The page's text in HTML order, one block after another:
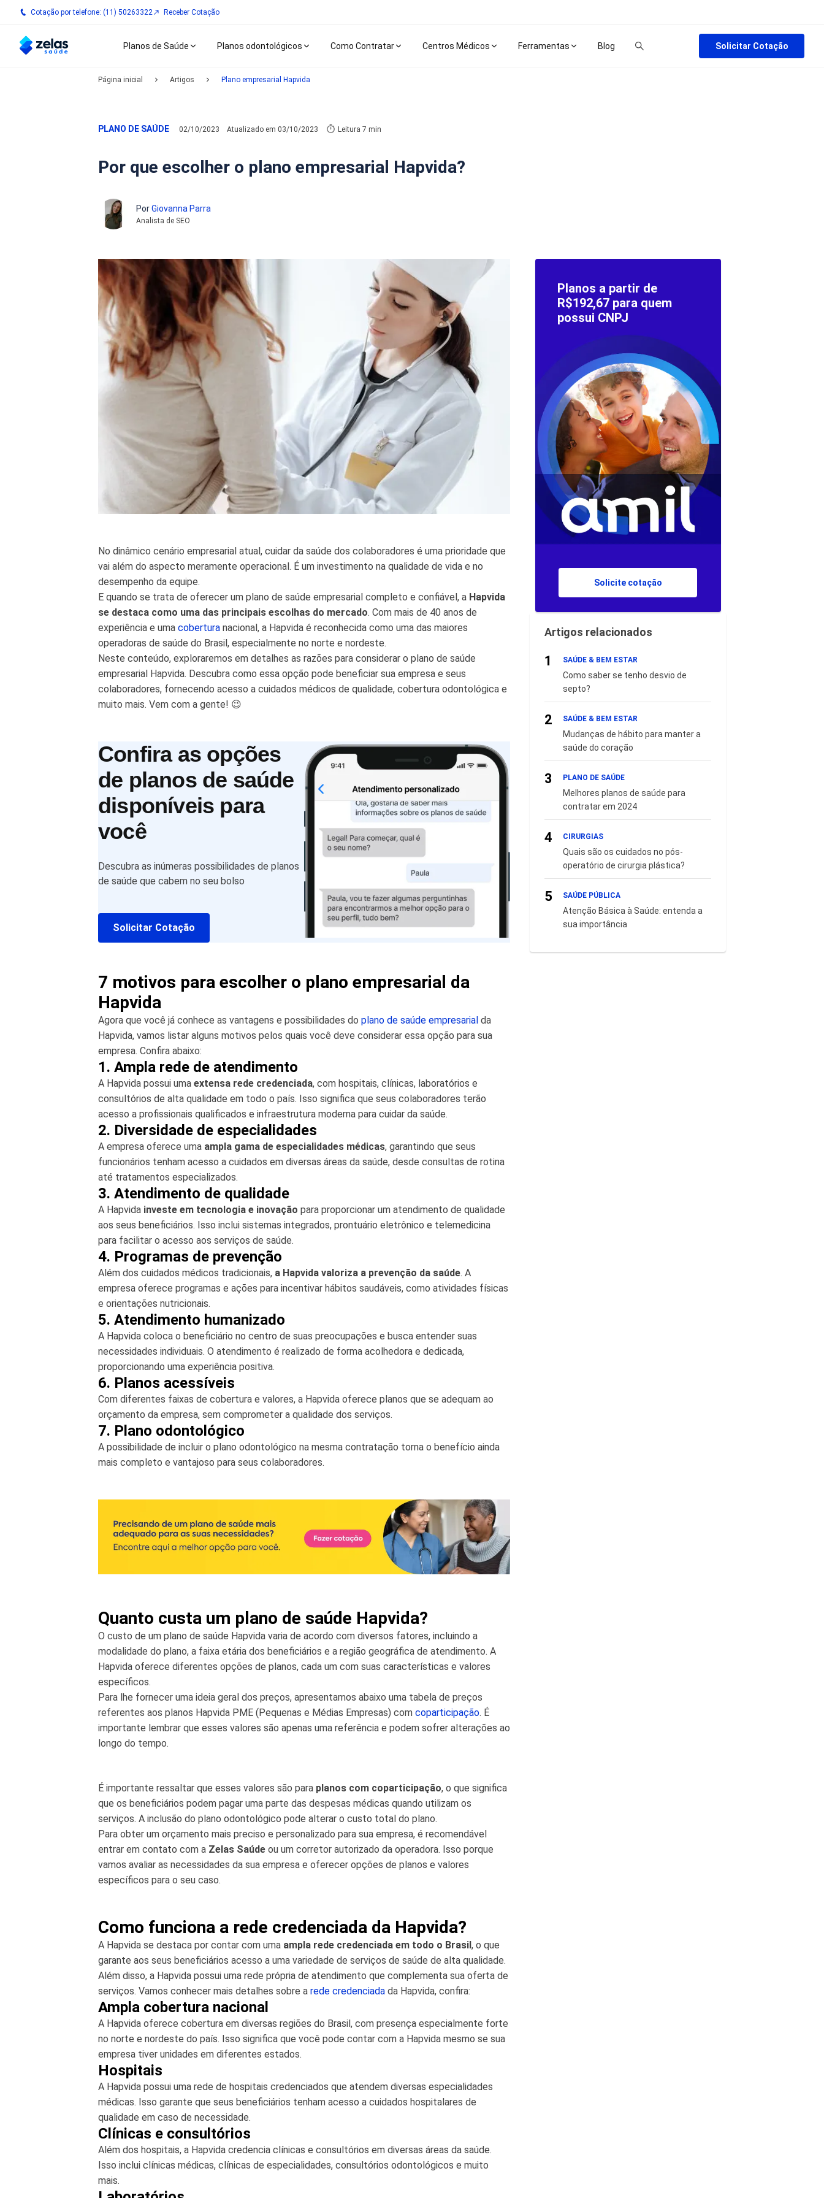
Cotação por telefone: (11) 50263322 Receber Cotação
Planos de Saúde Planos odontológicos Como Contratar Centros Médicos Ferramentas Blog Solicitar Cotação
Página inicial Artigos Plano empresarial Hapvida
PLANO DE SAÚDE 02/10/2023 Atualizado em 03/10/2023 Leitura 7 min
Por que escolher o plano empresarial Hapvida?
PorGiovanna Parra
Analista de SEO
No dinâmico cenário empresarial atual, cuidar da saúde dos colaboradores é uma prioridade que
vai além do aspecto meramente operacional. É um investimento na qualidade de vida e no
desempenho da equipe.
E quando se trata de oferecer um plano de saúde empresarial completo e confiável, a Hapvida
se destaca como uma das principais escolhas do mercado. Com mais de 40 anos de
experiência e uma cobertura nacional, a Hapvida é reconhecida como uma das maiores
operadoras de saúde do Brasil, especialmente no norte e nordeste.
Neste conteúdo, exploraremos em detalhes as razões para considerar o plano de saúde
empresarial Hapvida. Descubra como essa opção pode beneficiar sua empresa e seus
colaboradores, fornecendo acesso a cuidados médicos de qualidade, cobertura odontológica e
muito mais. Vem com a gente! 😉
Confira as opções
de planos de saúde
disponíveis para
você
Descubra as inúmeras possibilidades de planos
de saúde que cabem no seu bolso
Solicitar Cotação
7 motivos para escolher o plano empresarial da
Hapvida
Agora que você já conhece as vantagens e possibilidades do plano de saúde empresarial da
Hapvida, vamos listar alguns motivos pelos quais você deve considerar essa opção para sua
empresa. Confira abaixo:
1. Ampla rede de atendimento
A Hapvida possui uma extensa rede credenciada, com hospitais, clínicas, laboratórios e
consultórios de alta qualidade em todo o país. Isso significa que seus colaboradores terão
acesso a profissionais qualificados e infraestrutura moderna para cuidar da saúde.
2. Diversidade de especialidades
A empresa oferece uma ampla gama de especialidades médicas, garantindo que seus
funcionários tenham acesso a cuidados em diversas áreas da saúde, desde consultas de rotina
até tratamentos especializados.
3. Atendimento de qualidade
A Hapvida investe em tecnologia e inovação para proporcionar um atendimento de qualidade
aos seus beneficiários. Isso inclui sistemas integrados, prontuário eletrônico e telemedicina
para facilitar o acesso aos serviços de saúde.
4. Programas de prevenção
Além dos cuidados médicos tradicionais, a Hapvida valoriza a prevenção da saúde. A
empresa oferece programas e ações para incentivar hábitos saudáveis, como atividades físicas
e orientações nutricionais.
5. Atendimento humanizado
A Hapvida coloca o beneficiário no centro de suas preocupações e busca entender suas
necessidades individuais. O atendimento é realizado de forma acolhedora e dedicada,
proporcionando uma experiência positiva.
6. Planos acessíveis
Com diferentes faixas de cobertura e valores, a Hapvida oferece planos que se adequam ao
orçamento da empresa, sem comprometer a qualidade dos serviços.
7. Plano odontológico
A possibilidade de incluir o plano odontológico na mesma contratação torna o benefício ainda
mais completo e vantajoso para seus colaboradores.
Quanto custa um plano de saúde Hapvida?
O custo de um plano de saúde Hapvida varia de acordo com diversos fatores, incluindo a
modalidade do plano, a faixa etária dos beneficiários e a região geográfica de atendimento. A
Hapvida oferece diferentes opções de planos, cada um com suas características e valores
específicos.
Para lhe fornecer uma ideia geral dos preços, apresentamos abaixo uma tabela de preços
referentes aos planos Hapvida PME (Pequenas e Médias Empresas) com coparticipação. É
importante lembrar que esses valores são apenas uma referência e podem sofrer alterações ao
longo do tempo.
É importante ressaltar que esses valores são para planos com coparticipação, o que significa
que os beneficiários podem pagar uma parte das despesas médicas quando utilizam os
serviços. A inclusão do plano odontológico pode alterar o custo total do plano.
Para obter um orçamento mais preciso e personalizado para sua empresa, é recomendável
entrar em contato com a Zelas Saúde ou um corretor autorizado da operadora. Isso porque
vamos avaliar as necessidades da sua empresa e oferecer opções de planos e valores
específicos para o seu caso.
Como funciona a rede credenciada da Hapvida?
A Hapvida se destaca por contar com uma ampla rede credenciada em todo o Brasil, o que
garante aos seus beneficiários acesso a uma variedade de serviços de saúde de alta qualidade.
Além disso, a Hapvida possui uma rede própria de atendimento que complementa sua oferta de
serviços. Vamos conhecer mais detalhes sobre a rede credenciada da Hapvida, confira:
Ampla cobertura nacional
A Hapvida oferece cobertura em diversas regiões do Brasil, com presença especialmente forte
no norte e nordeste do país. Isso significa que você pode contar com a Hapvida mesmo se sua
empresa tiver unidades em diferentes estados.
Hospitais
A Hapvida possui uma rede de hospitais credenciados que atendem diversas especialidades
médicas. Isso garante que seus beneficiários tenham acesso a cuidados hospitalares de
qualidade em caso de necessidade.
Clínicas e consultórios
Além dos hospitais, a Hapvida credencia clínicas e consultórios em diversas áreas da saúde.
Isso inclui clínicas médicas, clínicas de especialidades, consultórios odontológicos e muito
mais.
Planos a partir de
R$192,67 para quem
possui CNPJ
Solicite cotação
Artigos relacionados
1 SAÚDE & BEM ESTAR
Como saber se tenho desvio de
septo?
2 SAÚDE & BEM ESTAR
Mudanças de hábito para manter a
saúde do coração
3 PLANO DE SAÚDE
Melhores planos de saúde para
contratar em 2024
4 CIRURGIAS
Quais são os cuidados no pós-
operatório de cirurgia plástica?
5 SAÚDE PÚBLICA
Atenção Básica à Saúde: entenda a
sua importância